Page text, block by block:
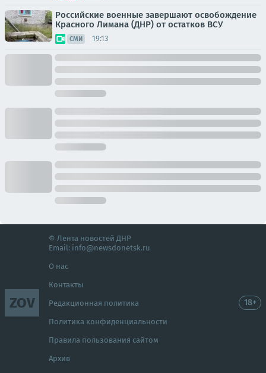
Российские военные завершают освобождение
Красного Лимана (ДНР) от остатков ВСУ
СМИ 19:13
ZOV
© Лента новостей ДНР
Email: info@newsdonetsk.ru
О нас
Контакты
Редакционная политика
Политика конфиденциальности
Правила пользования сайтом
Архив
18+